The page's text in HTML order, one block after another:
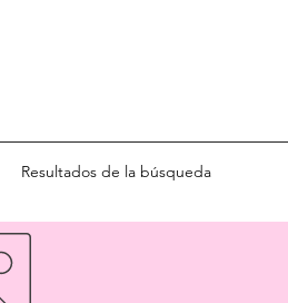
Resultados de la búsqueda